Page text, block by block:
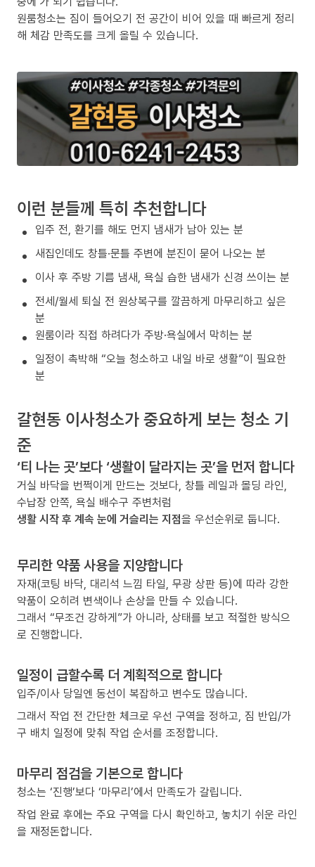
원룸청소는 짐이 들어오기 전 공간이 비어 있을 때 빠르게 정리
해 체감 만족도를 크게 올릴 수 있습니다.
이런 분들께 특히 추천합니다
입주 전, 환기를 해도 먼지 냄새가 남아 있는 분
새집인데도 창틀·문틀 주변에 분진이 묻어 나오는 분
이사 후 주방 기름 냄새, 욕실 습한 냄새가 신경 쓰이는 분
전세/월세 퇴실 전 원상복구를 깔끔하게 마무리하고 싶은
분
원룸이라 직접 하려다가 주방·욕실에서 막히는 분
일정이 촉박해 “오늘 청소하고 내일 바로 생활”이 필요한
분
갈현동 이사청소가 중요하게 보는 청소 기
준
‘티 나는 곳’보다 ‘생활이 달라지는 곳’을 먼저 합니다
거실 바닥을 번쩍이게 만드는 것보다, 창틀 레일과 몰딩 라인,
수납장 안쪽, 욕실 배수구 주변처럼
생활 시작 후 계속 눈에 거슬리는 지점을 우선순위로 둡니다.
무리한 약품 사용을 지양합니다
자재(코팅 바닥, 대리석 느낌 타일, 무광 상판 등)에 따라 강한
약품이 오히려 변색이나 손상을 만들 수 있습니다.
그래서 “무조건 강하게”가 아니라, 상태를 보고 적절한 방식으
로 진행합니다.
일정이 급할수록 더 계획적으로 합니다
입주/이사 당일엔 동선이 복잡하고 변수도 많습니다.
그래서 작업 전 간단한 체크로 우선 구역을 정하고, 짐 반입/가
구 배치 일정에 맞춰 작업 순서를 조정합니다.
마무리 점검을 기본으로 합니다
청소는 ‘진행’보다 ‘마무리’에서 만족도가 갈립니다.
작업 완료 후에는 주요 구역을 다시 확인하고, 놓치기 쉬운 라인
을 재정돈합니다.